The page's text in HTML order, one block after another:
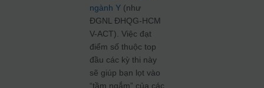
ngành Y (như
ĐGNL ĐHQG-HCM
V-ACT). Việc đạt
điểm số thuộc top
đầu các kỳ thi này
sẽ giúp bạn lọt vào
“tầm ngắm” của các